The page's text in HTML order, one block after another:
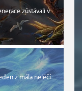
zůstávali v
z mála neléčí